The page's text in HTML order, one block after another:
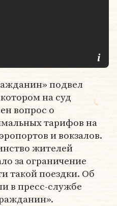
подвел
на суд
вопрос о
тарифов на
и вокзалов.
жителей
за ограничение
такой поездки. Об
в пресс-службе